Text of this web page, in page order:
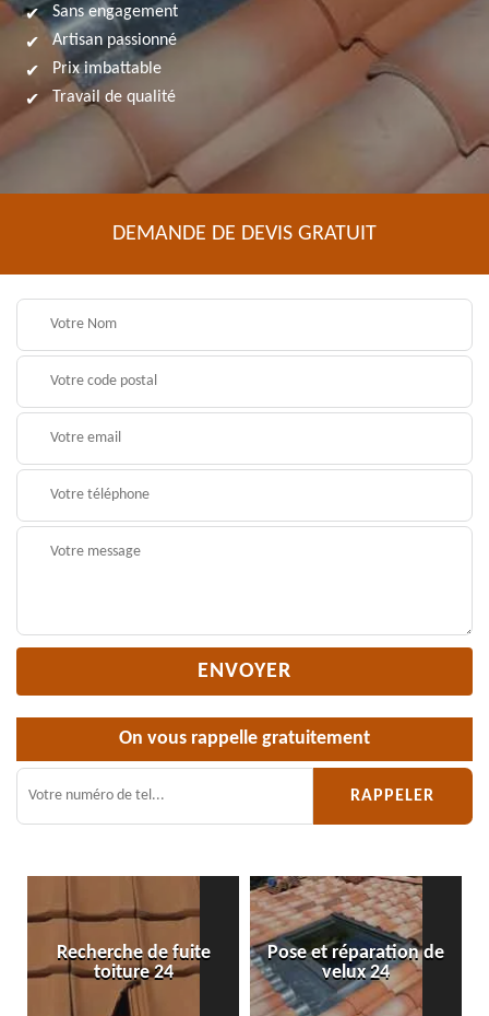
Sans engagement
Artisan passionné
Prix imbattable
Travail de qualité
DEMANDE DE DEVIS GRATUIT
On vous rappelle gratuitement
Recherche de fuite
toiture 24
Pose et réparation de
velux 24